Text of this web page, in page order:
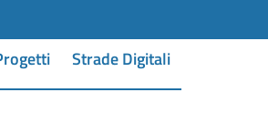
Strade Digitali